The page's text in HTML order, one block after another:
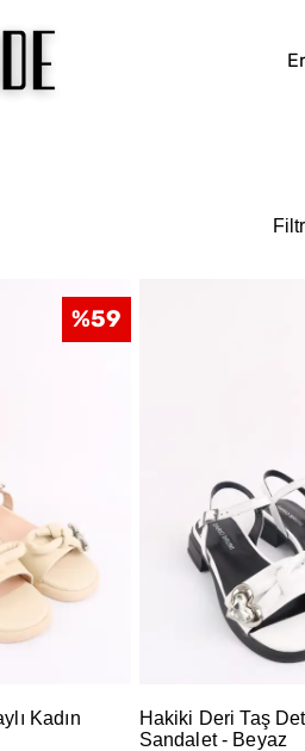
Kadın
%59
Hakiki Deri Taş
Sandalet - Beyaz